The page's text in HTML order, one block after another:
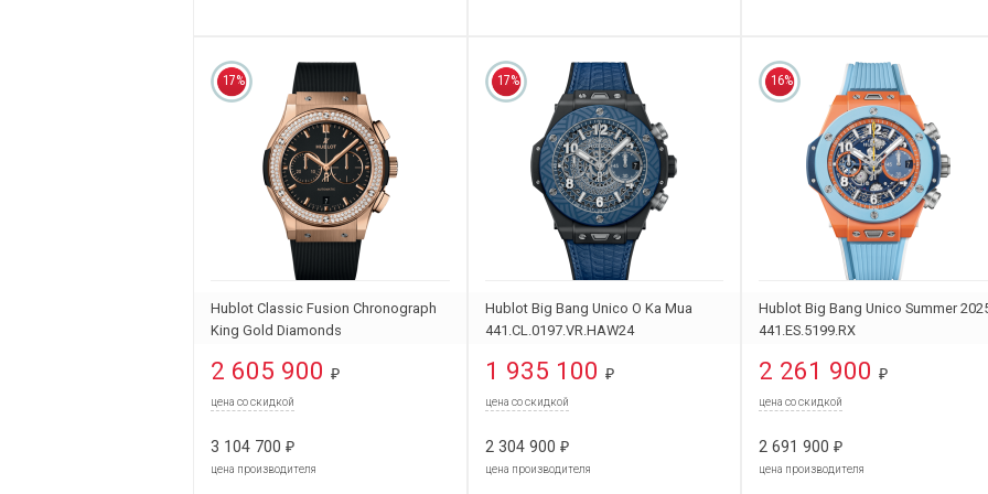
17%
Hublot Classic Fusion Chronograph
King Gold Diamonds
2 605 900 ₽
цена со скидкой
3 104 700 ₽
цена производителя
17%
Hublot Big Bang Unico O Ka Mua
441.CL.0197.VR.HAW24
1 935 100 ₽
цена со скидкой
2 304 900 ₽
цена производителя
16%
Hublot Big Bang Unico Summer
441.ES.5199.RX
2 261 900 ₽
цена со скидкой
2 691 900 ₽
цена производителя